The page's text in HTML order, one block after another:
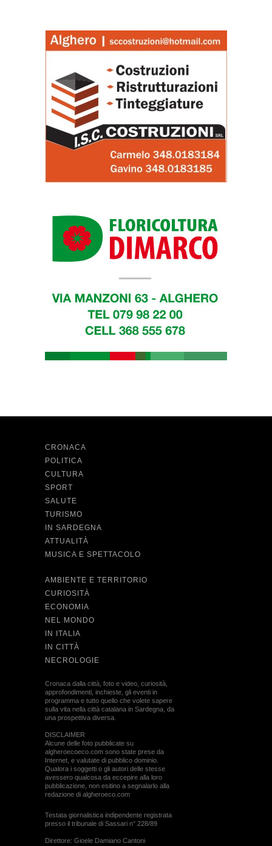
CRONACA
POLITICA
CULTURA
SPORT
SALUTE
TURISMO
IN SARDEGNA
ATTUALITÀ
MUSICA E SPETTACOLO
AMBIENTE E TERRITORIO
CURIOSITÀ
ECONOMIA
NEL MONDO
IN ITALIA
IN CITTÀ
NECROLOGIE
Cronaca dalla città, foto e video, curiosità,
approfondimenti, inchieste, gli eventi in
programma e tutto quello che volete sapere
sulla vita nella città catalana in Sardegna, da
una prospettiva diversa.
DISCLAIMER
Alcune delle foto pubblicate su
algheroecoeco.com sono state prese da
Internet, e valutate di pubblico dominio.
Qualora i soggetti o gli autori delle stesse
avessero qualcosa da eccepire alla loro
pubblicazione, non esitino a segnalarlo alla
redazione di algheroeco.com
Testata giornalistica indipendente registrata
presso il tribunale di Sassari n° 228/89
Direttore: Gioele Damiano Cantoni